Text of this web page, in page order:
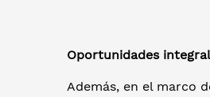
Oportunidades
Además, en el marco